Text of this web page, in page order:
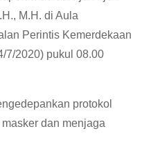
M.H. di Aula
Perintis Kemerdekaan
7/2020) pukul 08.00
protokol
dan menjaga